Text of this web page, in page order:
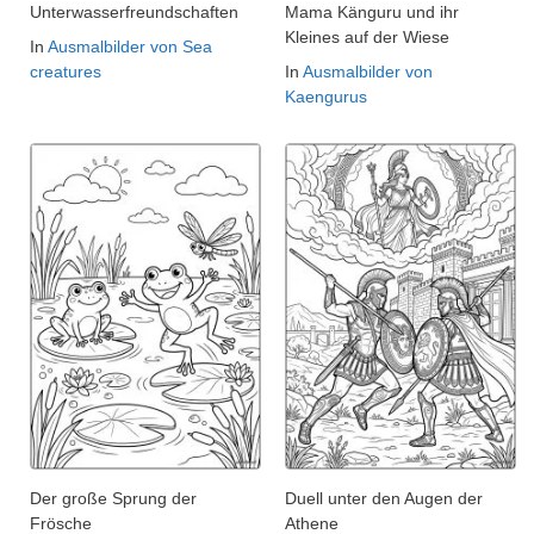
Unterwasserfreundschaften
In Ausmalbilder von Sea
creatures
Mama Känguru und ihr
Kleines auf der Wiese
In Ausmalbilder von
Kaengurus
Der große Sprung der
Frösche
Duell unter den Augen der
Athene